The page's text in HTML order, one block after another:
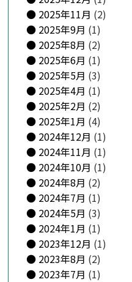
2025年11月 (2)
2025年9月 (1)
2025年8月 (2)
2025年6月 (1)
2025年5月 (3)
2025年4月 (1)
2025年2月 (2)
2025年1月 (4)
2024年12月 (1)
2024年11月 (1)
2024年10月 (1)
2024年8月 (2)
2024年7月 (1)
2024年5月 (3)
2024年1月 (1)
2023年12月 (1)
2023年8月 (2)
2023年7月 (1)